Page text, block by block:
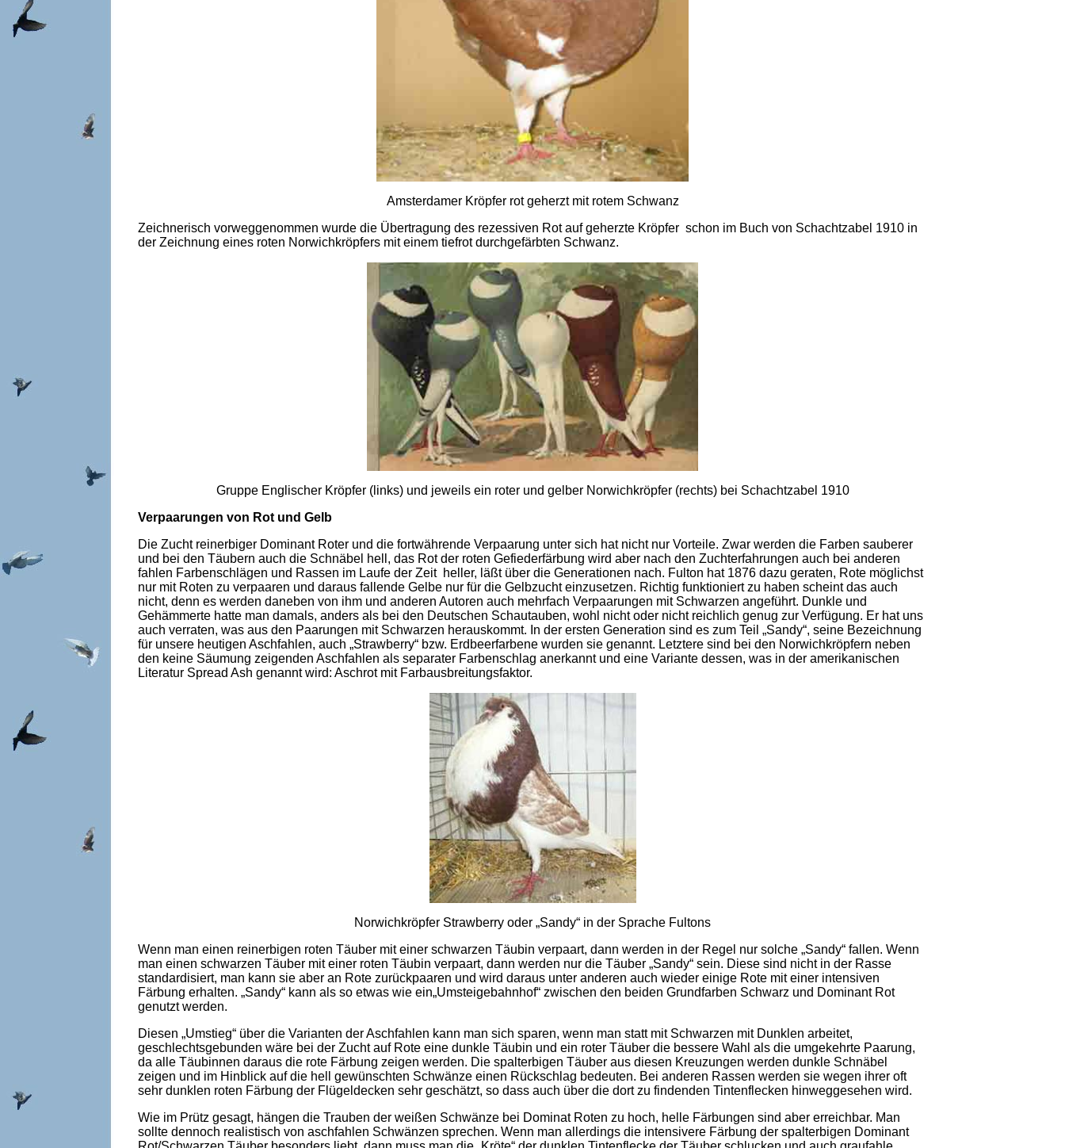
Amsterdamer Kröpfer rot geherzt mit rotem Schwanz
Zeichnerisch vorweggenommen wurde die Übertragung des rezessiven Rot auf geherzte Kröpfer schon im Buch von Schachtzabel 1910 in
der Zeichnung eines roten Norwichkröpfers mit einem tiefrot durchgefärbten Schwanz.
Gruppe Englischer Kröpfer (links) und jeweils ein roter und gelber Norwichkröpfer (rechts) bei Schachtzabel 1910
Verpaarungen von Rot und Gelb
Die Zucht reinerbiger Dominant Roter und die fortwährende Verpaarung unter sich hat nicht nur Vorteile. Zwar werden die Farben sauberer
und bei den Täubern auch die Schnäbel hell, das Rot der roten Gefiederfärbung wird aber nach den Zuchterfahrungen auch bei anderen
fahlen Farbenschlägen und Rassen im Laufe der Zeit heller, läßt über die Generationen nach. Fulton hat 1876 dazu geraten, Rote möglichst
nur mit Roten zu verpaaren und daraus fallende Gelbe nur für die Gelbzucht einzusetzen. Richtig funktioniert zu haben scheint das auch
nicht, denn es werden daneben von ihm und anderen Autoren auch mehrfach Verpaarungen mit Schwarzen angeführt. Dunkle und
Gehämmerte hatte man damals, anders als bei den Deutschen Schautauben, wohl nicht oder nicht reichlich genug zur Verfügung. Er hat uns
auch verraten, was aus den Paarungen mit Schwarzen herauskommt. In der ersten Generation sind es zum Teil „Sandy“, seine Bezeichnung
für unsere heutigen Aschfahlen, auch „Strawberry“ bzw. Erdbeerfarbene wurden sie genannt. Letztere sind bei den Norwichkröpfern neben
den keine Säumung zeigenden Aschfahlen als separater Farbenschlag anerkannt und eine Variante dessen, was in der amerikanischen
Literatur Spread Ash genannt wird: Aschrot mit Farbausbreitungsfaktor.
Norwichkröpfer Strawberry oder „Sandy“ in der Sprache Fultons
Wenn man einen reinerbigen roten Täuber mit einer schwarzen Täubin verpaart, dann werden in der Regel nur solche „Sandy“ fallen. Wenn
man einen schwarzen Täuber mit einer roten Täubin verpaart, dann werden nur die Täuber „Sandy“ sein. Diese sind nicht in der Rasse
standardisiert, man kann sie aber an Rote zurückpaaren und wird daraus unter anderen auch wieder einige Rote mit einer intensiven
Färbung erhalten. „Sandy“ kann als so etwas wie ein„Umsteigebahnhof“ zwischen den beiden Grundfarben Schwarz und Dominant Rot
genutzt werden.
Diesen „Umstieg“ über die Varianten der Aschfahlen kann man sich sparen, wenn man statt mit Schwarzen mit Dunklen arbeitet,
geschlechtsgebunden wäre bei der Zucht auf Rote eine dunkle Täubin und ein roter Täuber die bessere Wahl als die umgekehrte Paarung,
da alle Täubinnen daraus die rote Färbung zeigen werden. Die spalterbigen Täuber aus diesen Kreuzungen werden dunkle Schnäbel
zeigen und im Hinblick auf die hell gewünschten Schwänze einen Rückschlag bedeuten. Bei anderen Rassen werden sie wegen ihrer oft
sehr dunklen roten Färbung der Flügeldecken sehr geschätzt, so dass auch über die dort zu findenden Tintenflecken hinweggesehen wird.
Wie im Prütz gesagt, hängen die Trauben der weißen Schwänze bei Dominat Roten zu hoch, helle Färbungen sind aber erreichbar. Man
sollte dennoch realistisch von aschfahlen Schwänzen sprechen. Wenn man allerdings die intensivere Färbung der spalterbigen Dominant